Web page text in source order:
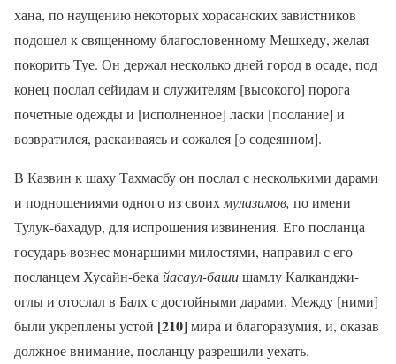
хана, по наущению некоторых хорасанских завистников
подошел к священному благословенному Мешхеду, желая
покорить Туе. Он держал несколько дней город в осаде, под
конец послал сейидам и служителям [высокого] порога
почетные одежды и [исполненное] ласки [послание] и
возвратился, раскаиваясь и сожалея [о содеянном].
В Казвин к шаху Тахмасбу он послал с несколькими дарами
и подношениями одного из своих мулазимов, по имени
Тулук-бахадур, для испрошения извинения. Его посланца
государь вознес монаршими милостями, направил с его
посланцем Хусайн-бека йасаул-башишамлу Калканджи-
оглы и отослал в Балх с достойными дарами. Между [ними]
были укреплены устой [210]мира и благоразумия, и, оказав
должное внимание, посланцу разрешили уехать.